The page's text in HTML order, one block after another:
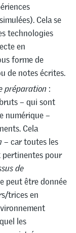
Cela se
technologies
en
forme de
de notes écrites.
préparation :
– qui sont
numérique –
Cela
– car toutes les
pertinentes pour
de
peut être donnée
trices en
les